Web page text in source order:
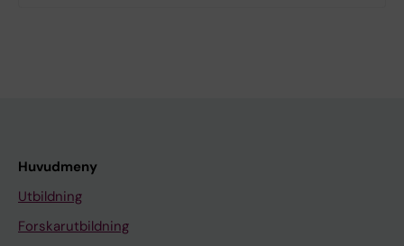
Huvudmeny
Utbildning
Forskarutbildning